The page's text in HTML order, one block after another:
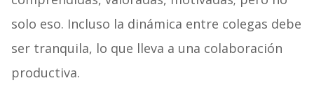
solo eso. Incluso la dinámica entre colegas debe
ser tranquila, lo que lleva a una colaboración
productiva.